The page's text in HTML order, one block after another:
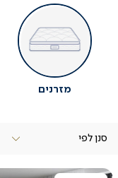
מזרנים
סנן לפי